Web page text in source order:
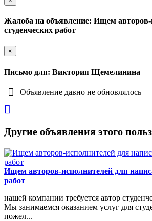
Жалоба на объявление: Ищем авторов-
студенческих работ
×
Письмо для: Виктория Щемелинина
Объявление давно не обновлялось
Другие объявления этого
Ищем авторов-исполнителей для
работ
нашей компании требуется автор
Мы занимаемся оказанием услуг для
пожел...